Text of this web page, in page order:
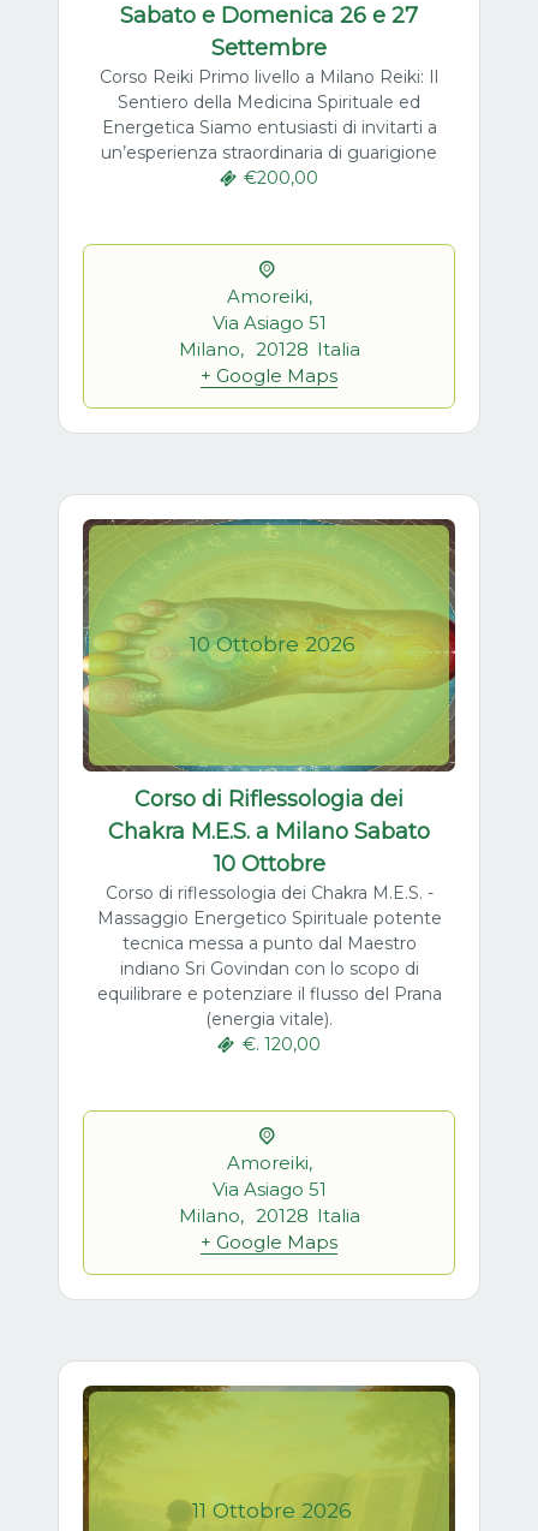
Sabato e Domenica 26 e 27
Settembre
Corso Reiki Primo livello a Milano Reiki: Il
Sentiero della Medicina Spirituale ed
Energetica Siamo entusiasti di invitarti a
un’esperienza straordinaria di guarigione
€200,00
Amoreiki,
Via Asiago 51
Milano, 20128 Italia
+ Google Maps
10 Ottobre 2026
Corso di Riflessologia dei
Chakra M.E.S. a Milano Sabato
10 Ottobre
Corso di riflessologia dei Chakra M.E.S. -
Massaggio Energetico Spirituale potente
tecnica messa a punto dal Maestro
indiano Sri Govindan con lo scopo di
equilibrare e potenziare il flusso del Prana
(energia vitale).
€. 120,00
Amoreiki,
Via Asiago 51
Milano, 20128 Italia
+ Google Maps
11 Ottobre 2026